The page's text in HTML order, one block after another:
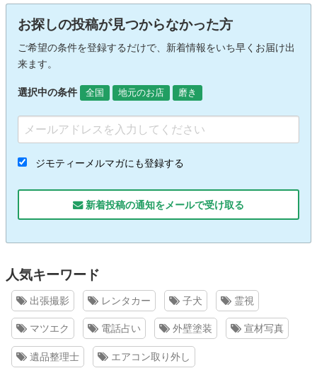
お探しの投稿が見つからなかった方
ご希望の条件を登録するだけで、新着情報をいち早くお届け出
来ます。
選択中の条件 全国 地元のお店 磨き
ジモティーメルマガにも登録する
新着投稿の通知をメールで受け取る
人気キーワード
出張撮影 レンタカー 子犬 霊視
マツエク 電話占い 外壁塗装 宣材写真
遺品整理士 エアコン取り外し